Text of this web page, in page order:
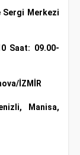
Sergi Merkezi
Saat: 09.00-
İZMİR
Manisa,